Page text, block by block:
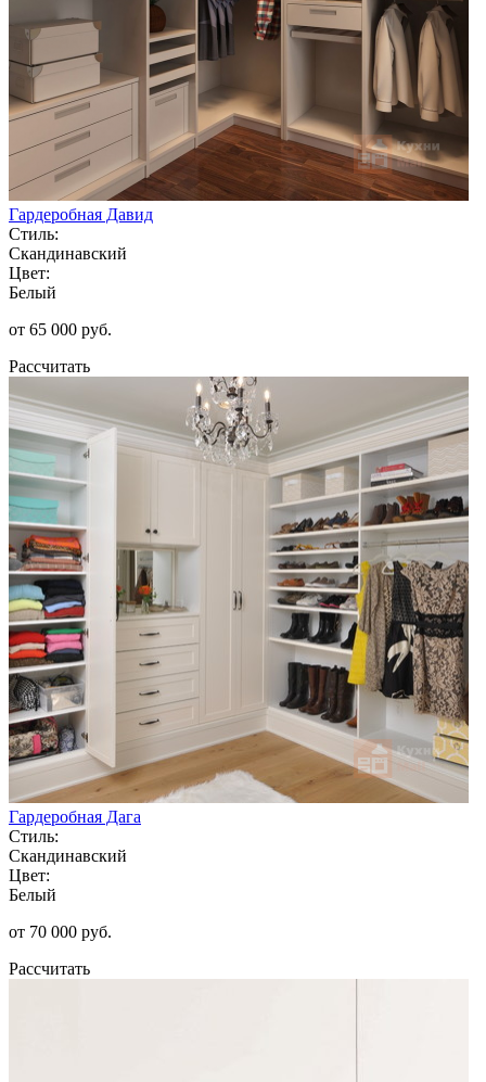
Гардеробная Давид
Стиль:
Скандинавский
Цвет:
Белый
от 65 000 руб.
Рассчитать
Гардеробная Дага
Стиль:
Скандинавский
Цвет:
Белый
от 70 000 руб.
Рассчитать